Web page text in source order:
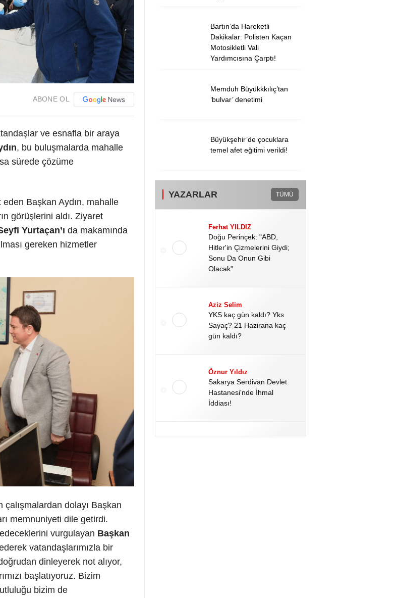
ABONE OL
ve esnafla bir araya
, bu buluşmalarda mahalle
sürede çözüme
eden Başkan Aydın, mahalle
görüşlerini aldı. Ziyaret
Yurtaçan’ı da makamında
gereken hizmetler
dolayı Başkan
memnuniyeti dile getirdi.
vurgulayan Başkan
vatandaşlarımızla bir
dinleyerek not alıyor,
başlatıyoruz. Bizim
bizim de
Bartın’da Hareketli
Dakikalar: Polisten Kaçan
Motosikletli Vali
Yardımcısına Çarptı!
Memduh Büyükkkılıç’tan
‘bulvar’ denetimi
Büyükşehir’de çocuklara
temel afet eğitimi verildi!
YAZARLAR TÜMÜ
Ferhat YILDIZ
Doğu Perinçek: "ABD,
Hitler'in Çizmelerini Giydi;
Sonu Da Onun Gibi
Olacak"
Aziz Selim
YKS kaç gün kaldı? Yks
Sayaç? 21 Hazirana kaç
gün kaldı?
Öznur Yıldız
Sakarya Serdivan Devlet
Hastanesi'nde İhmal
İddiası!